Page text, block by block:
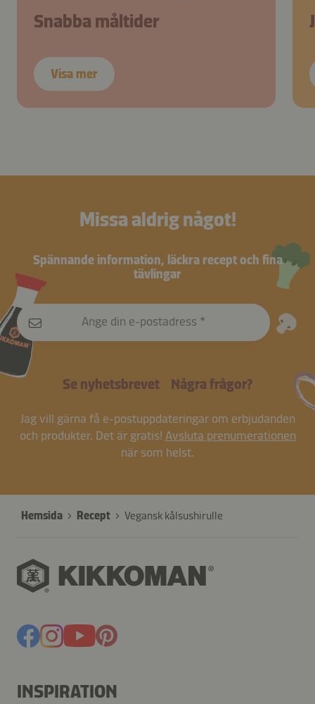
Snabba måltider
Visa mer
Missa aldrig något!
Spännande information, läckra recept och fina
tävlingar
Ange din e-postadress
Se nyhetsbrevet Några frågor?
Jag vill gärna få e-postuppdateringar om erbjudanden
och produkter. Det är gratis! Avsluta prenumerationen
när som helst.
Hemsida Recept Vegansk kålsushirulle
INSPIRATION